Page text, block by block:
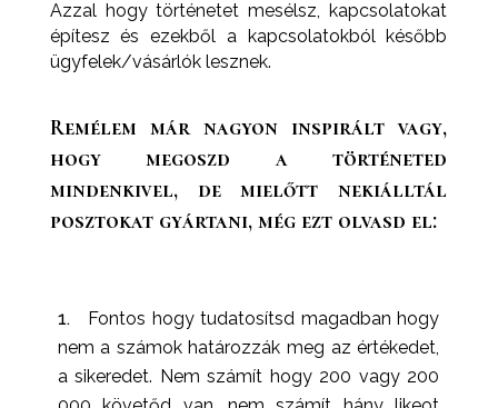
Azzal hogy történetet mesélsz, kapcsolatokat
építesz és ezekből a kapcsolatokból később
ügyfelek/vásárlók lesznek.
Remélem már nagyon inspirált vagy,
hogy megoszd a történeted
mindenkivel, de mielőtt nekiálltál
posztokat gyártani, még ezt olvasd el:
Fontos hogy tudatosítsd magadban hogy
nem a számok határozzák meg az értékedet,
a sikeredet. Nem számít hogy 200 vagy 200